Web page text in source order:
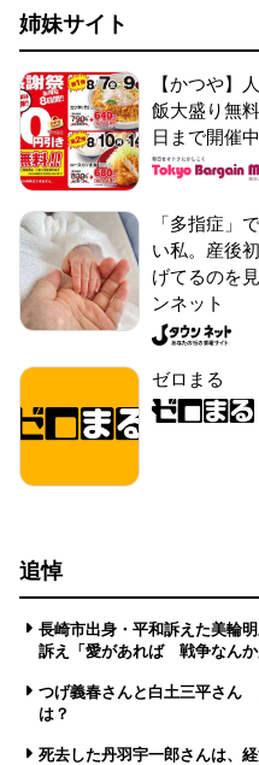
姉妹サイト
【かつや】
飯大盛り無
日まで開催中
「多指症」
い私。産後
げてるのを
ンネット
ゼロまる
追悼
長崎市出身・平和訴えた美輪
訴え「愛があれば 戦争なんか
つげ義春さんと白土三平さん
は？
死去した丹羽宇一郎さんは、